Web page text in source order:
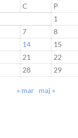
C P
1
7 8
14 15
21 22
28 29
« mar maj »